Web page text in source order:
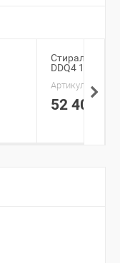
Стиральная
DDQ4 10120 W
Артикул: 919670
52 400